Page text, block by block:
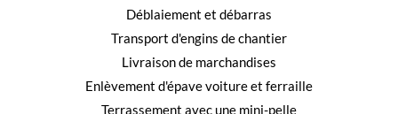
Déblaiement et débarras
Transport d'engins de chantier
Livraison de marchandises
Enlèvement d'épave voiture et ferraille
Terrassement avec une mini-pelle